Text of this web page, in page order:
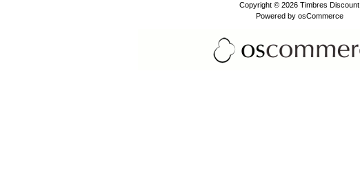
Copyright © 2026 Timbres Discount
Powered by osCommerce